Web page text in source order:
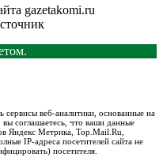
gazetakomi.ru
сервисы веб-аналитики, основанные на
соглашаетесь, что ваши данные
Яндекс Метрика, Top.Mail.Ru,
IP-адреса посетителей сайта не
посетителя.